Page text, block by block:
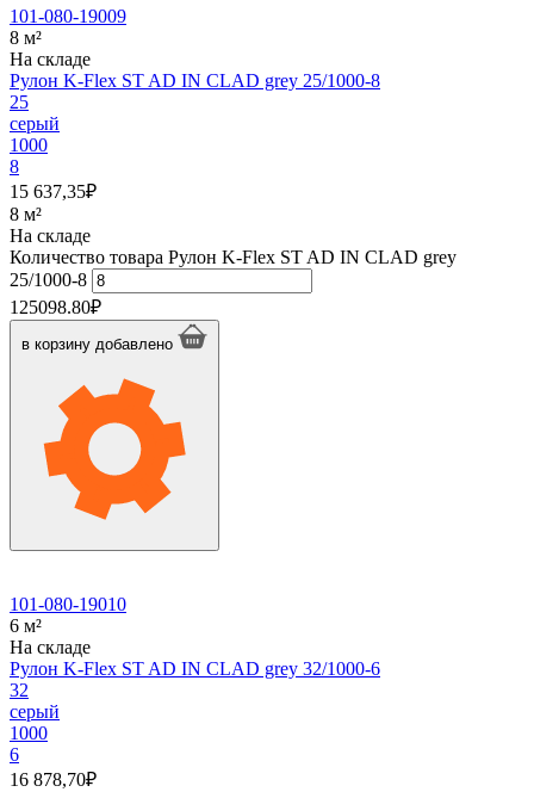
101-080-19009
8 м²
На складе
Рулон K-Flex ST AD IN CLAD grey 25/1000-8
25
серый
1000
8
15 637,35₽
8 м²
На складе
Количество товара Рулон K-Flex ST AD IN CLAD grey
25/1000-8
125098.80₽
в корзину добавлено
101-080-19010
6 м²
На складе
Рулон K-Flex ST AD IN CLAD grey 32/1000-6
32
серый
1000
6
16 878,70₽